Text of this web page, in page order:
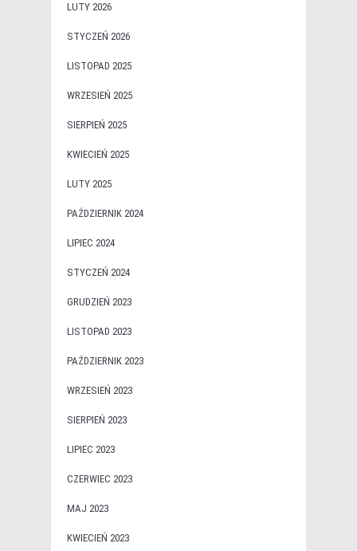
LUTY 2026
STYCZEŃ 2026
LISTOPAD 2025
WRZESIEŃ 2025
SIERPIEŃ 2025
KWIECIEŃ 2025
LUTY 2025
PAŹDZIERNIK 2024
LIPIEC 2024
STYCZEŃ 2024
GRUDZIEŃ 2023
LISTOPAD 2023
PAŹDZIERNIK 2023
WRZESIEŃ 2023
SIERPIEŃ 2023
LIPIEC 2023
CZERWIEC 2023
MAJ 2023
KWIECIEŃ 2023